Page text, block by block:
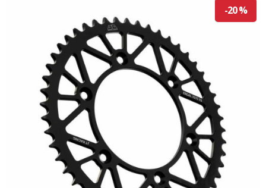
-20 %